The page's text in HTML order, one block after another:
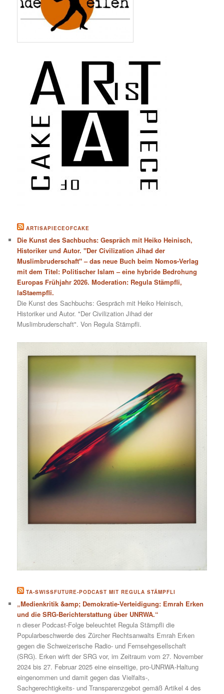
ARTISAPIECEOFCAKE
Die Kunst des Sachbuchs: Gespräch mit Heiko Heinisch,
Historiker und Autor. "Der Civilization Jihad der
Muslimbruderschaft" – das neue Buch beim Nomos-Verlag
mit dem Titel: Politischer Islam – eine hybride Bedrohung
Europas Frühjahr 2026. Moderation: Regula Stämpfli,
laStaempfli.
Die Kunst des Sachbuchs: Gespräch mit Heiko Heinisch,
Historiker und Autor. "Der Civilization Jihad der
Muslimbruderschaft". Von Regula Stämpfli.
TA-SWISSFUTURE-PODCAST MIT REGULA STÄMPFLI
„Medienkritik &amp; Demokratie-Verteidigung: Emrah Erken
und die SRG-Berichterstattung über UNRWA.“
n dieser Podcast-Folge beleuchtet Regula Stämpfli die
Popularbeschwerde des Zürcher Rechtsanwalts Emrah Erken
gegen die Schweizerische Radio- und Fernsehgesellschaft
(SRG). Erken wirft der SRG vor, im Zeitraum vom 27. November
2024 bis 27. Februar 2025 eine einseitige, pro-UNRWA-Haltung
eingenommen und damit gegen das Vielfalts-,
Sachgerechtigkeits- und Transparenzgebot gemäß Artikel 4 des